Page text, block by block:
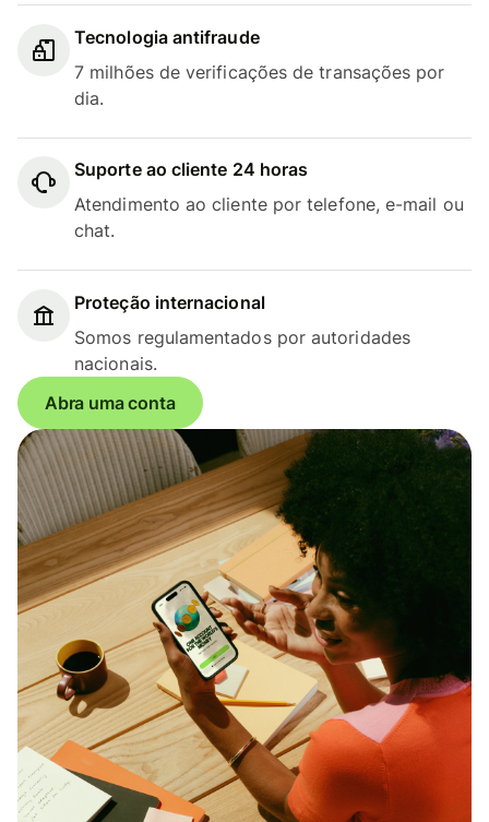
Tecnologia antifraude
7 milhões de verificações de transações por
dia.
Suporte ao cliente 24 horas
Atendimento ao cliente por telefone, e-mail ou
chat.
Proteção internacional
Somos regulamentados por autoridades
nacionais.
Abra uma conta